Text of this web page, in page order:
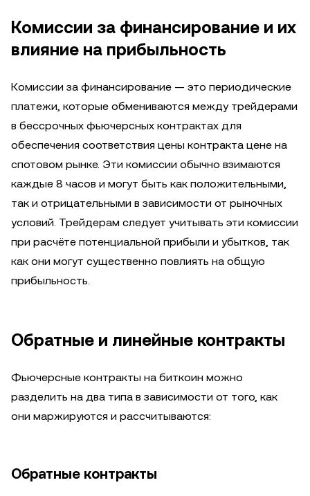
Комиссии за финансирование и их
влияние на прибыльность
Комиссии за финансирование — это периодические
платежи, которые обмениваются между трейдерами
в бессрочных фьючерсных контрактах для
обеспечения соответствия цены контракта цене на
спотовом рынке. Эти комиссии обычно взимаются
каждые 8 часов и могут быть как положительными,
так и отрицательными в зависимости от рыночных
условий. Трейдерам следует учитывать эти комиссии
при расчёте потенциальной прибыли и убытков, так
как они могут существенно повлиять на общую
прибыльность.
Обратные и линейные контракты
Фьючерсные контракты на биткоин можно
разделить на два типа в зависимости от того, как
они маржируются и рассчитываются:
Обратные контракты